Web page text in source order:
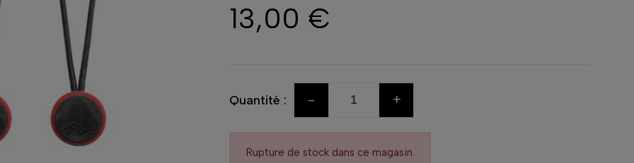
13,00 €
Quantité : - +
Rupture de stock dans ce magasin.